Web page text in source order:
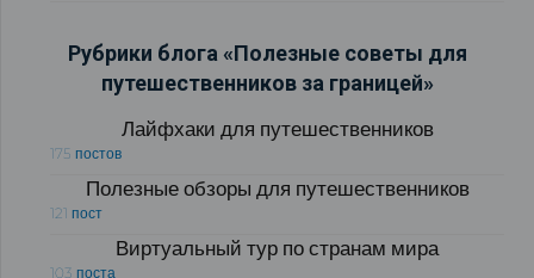
Рубрики блога «Полезные советы для
путешественников за границей»
Лайфхаки для путешественников
175 постов
Полезные обзоры для путешественников
121 пост
Виртуальный тур по странам мира
103 поста